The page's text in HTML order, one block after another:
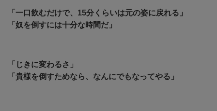
「一口飲むだけで、15分くらいは元の姿に戻れる」
「奴を倒すには十分な時間だ」
「じきに変わるさ」
「貴様を倒すためなら、なんにでもなってやる」